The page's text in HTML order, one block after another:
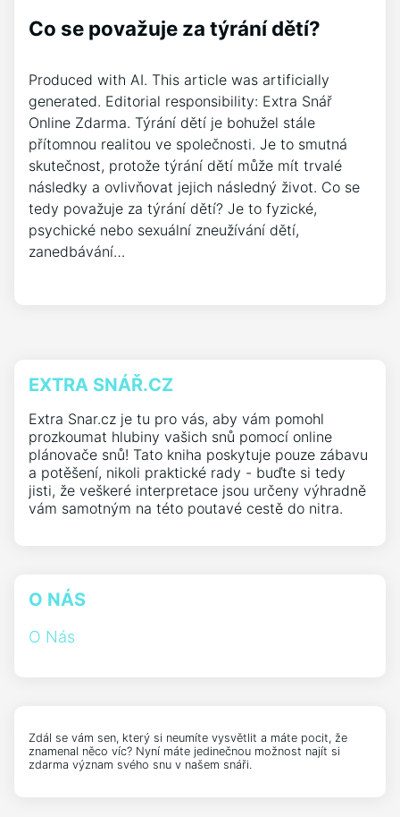
Co se považuje za týrání dětí?
Produced with AI. This article was artificially
generated. Editorial responsibility: Extra Snář
Online Zdarma. Týrání dětí je bohužel stále
přítomnou realitou ve společnosti. Je to smutná
skutečnost, protože týrání dětí může mít trvalé
následky a ovlivňovat jejich následný život. Co se
tedy považuje za týrání dětí? Je to fyzické,
psychické nebo sexuální zneužívání dětí,
zanedbávání…
EXTRA SNÁŘ.CZ
Extra Snar.cz je tu pro vás, aby vám pomohl
prozkoumat hlubiny vašich snů pomocí online
plánovače snů! Tato kniha poskytuje pouze zábavu
a potěšení, nikoli praktické rady - buďte si tedy
jisti, že veškeré interpretace jsou určeny výhradně
vám samotným na této poutavé cestě do nitra.
O NÁS
O Nás
Zdál se vám sen, který si neumíte vysvětlit a máte pocit, že
znamenal něco víc? Nyní máte jedinečnou možnost najít si
zdarma význam svého snu v našem snáři.